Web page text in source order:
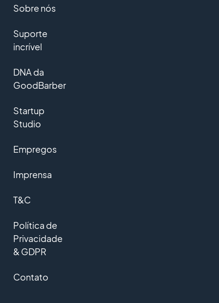
Sobre nós
Suporte
incrível
DNA da
GoodBarber
Startup
Studio
Empregos
Imprensa
T&C
Política de
Privacidade
& GDPR
Contato